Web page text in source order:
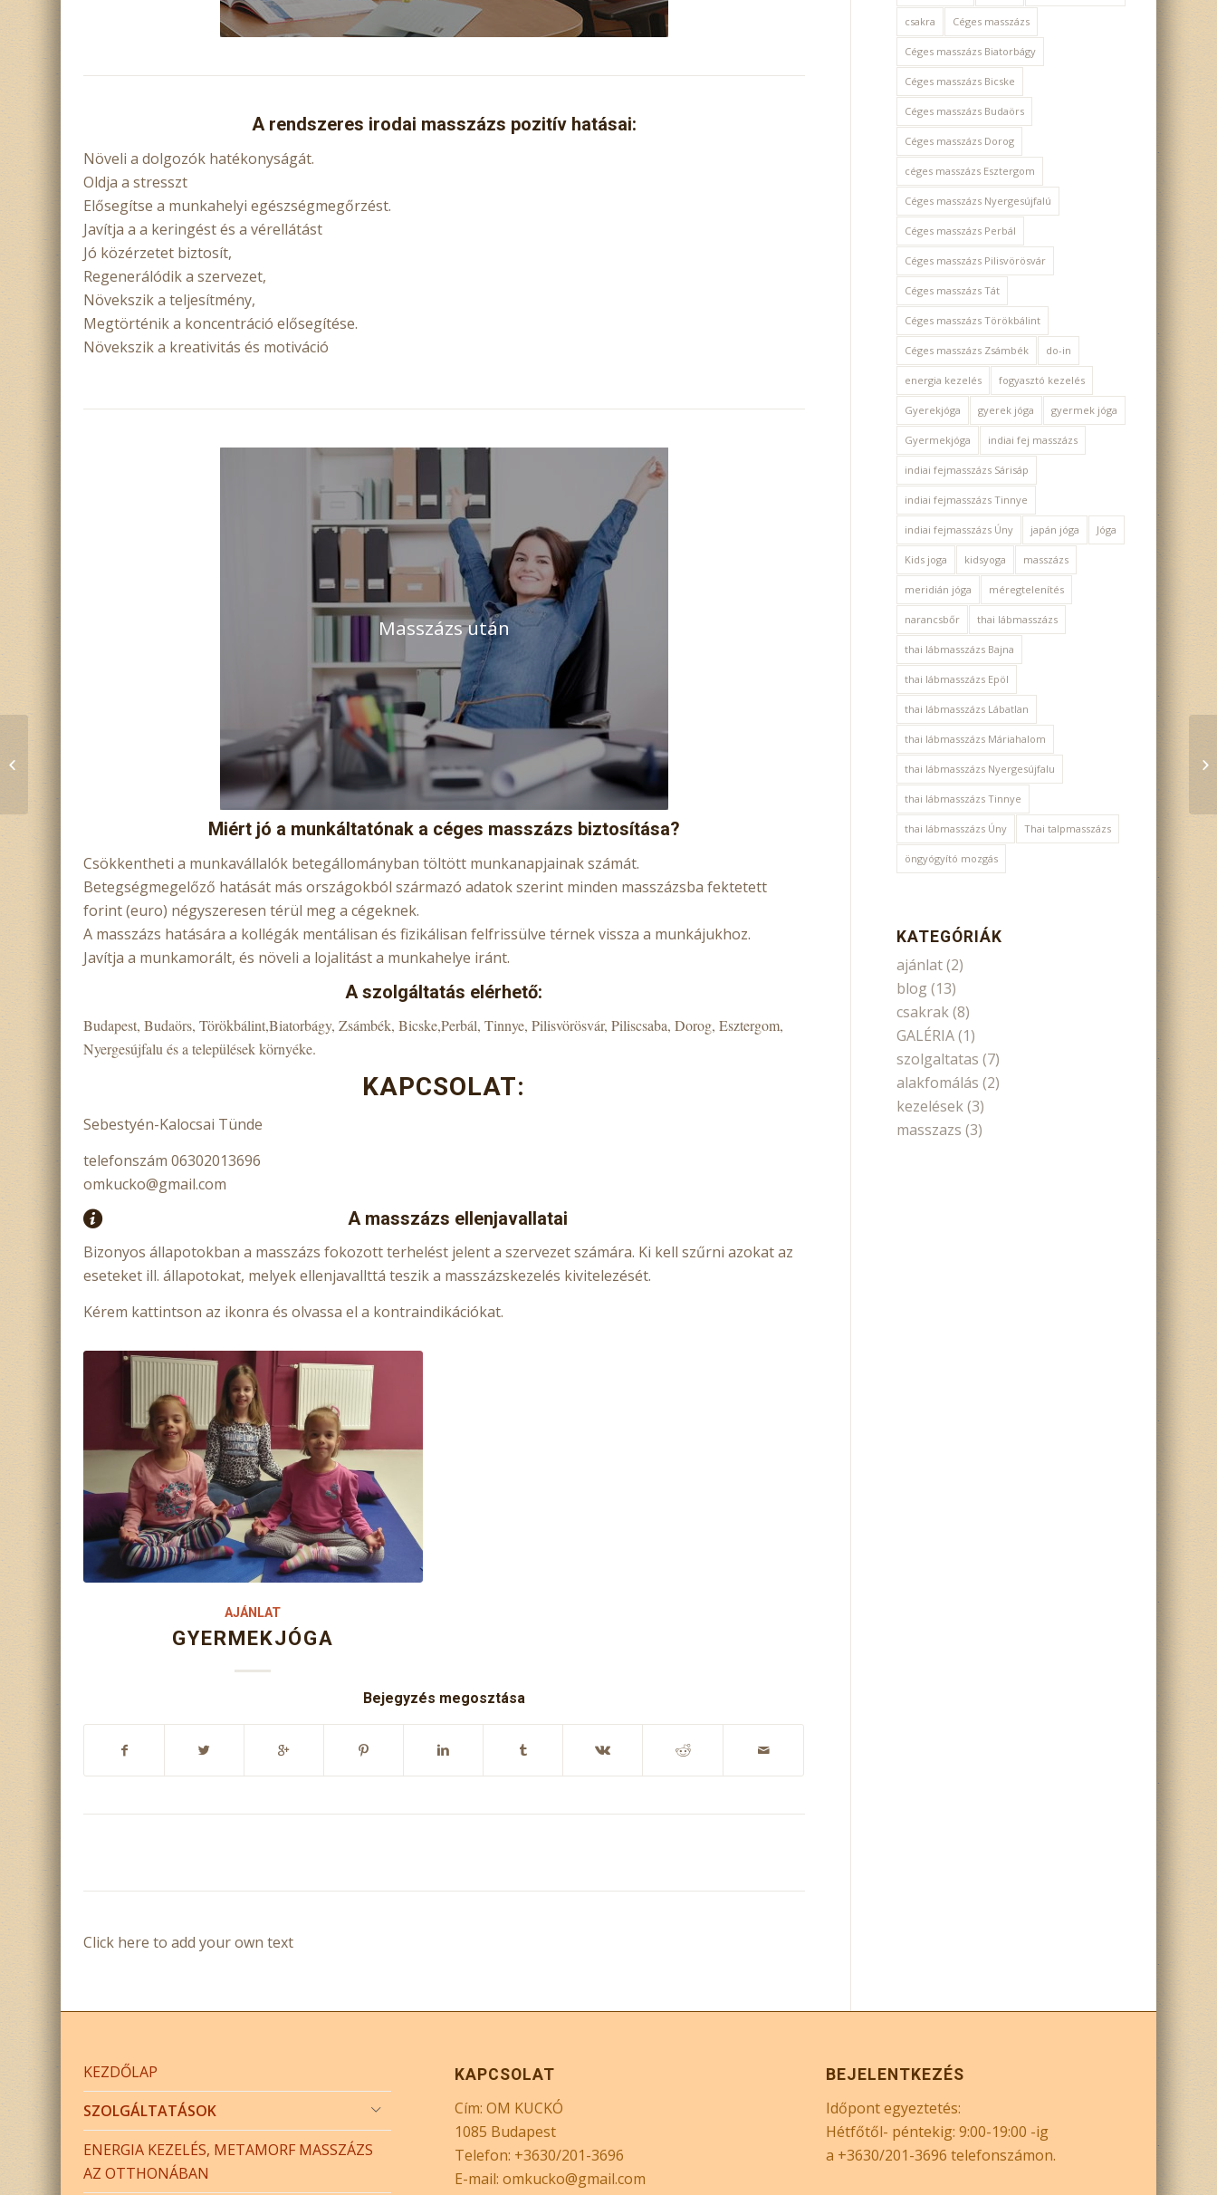
A rendszeres irodai masszázs pozitív hatásai:
Növeli a dolgozók hatékonyságát.
Oldja a stresszt
Elősegítse a munkahelyi egészségmegőrzést.
Javítja a a keringést és a vérellátást
Jó közérzetet biztosít,
Regenerálódik a szervezet,
Növekszik a teljesítmény,
Megtörténik a koncentráció elősegítése.
Növekszik a kreativitás és motiváció
Masszázs után
Miért jó a munkáltatónak a céges masszázs biztosítása?
Csökkentheti a munkavállalók betegállományban töltött munkanapjainak számát.
Betegségmegelőző hatását más országokból származó adatok szerint minden masszázsba fektetett
forint (euro) négyszeresen térül meg a cégeknek.
A masszázs hatására a kollégák mentálisan és fizikálisan felfrissülve térnek vissza a munkájukhoz.
Javítja a munkamorált, és növeli a lojalitást a munkahelye iránt.
A szolgáltatás elérhető:
Budapest, Budaörs, Törökbálint,Biatorbágy, Zsámbék, Bicske,Perbál, Tinnye, Pilisvörösvár, Piliscsaba, Dorog, Esztergom,
Nyergesújfalu és a települések környéke.
KAPCSOLAT:
Sebestyén-Kalocsai Tünde
telefonszám 06302013696
omkucko@gmail.com
A masszázs ellenjavallatai
Bizonyos állapotokban a masszázs fokozott terhelést jelent a szervezet számára. Ki kell szűrni azokat az
eseteket ill. állapotokat, melyek ellenjavallttá teszik a masszázskezelés kivitelezését.
Kérem kattintson az ikonra és olvassa el a kontraindikációkat.
AJÁNLAT,KEZELÉSEK ,SZOLGALTATAS
csakra Céges masszázs
Céges masszázs Biatorbágy
Céges masszázs Bicske
Céges masszázs Budaörs
Céges masszázs Dorog
céges masszázs Esztergom
Céges masszázs Nyergesújfalú
Céges masszázs Perbál
Céges masszázs Pilisvörösvár
Céges masszázs Tát
Céges masszázs Törökbálint
Céges masszázs Zsámbék do-in
energia kezelés fogyasztó kezelés
Gyerekjóga gyerek jóga gyermek jóga
Gyermekjóga indiai fej masszázs
indiai fejmasszázs Sárisáp
indiai fejmasszázs Tinnye
indiai fejmasszázs Úny japán jóga Jóga
Kids joga kidsyoga masszázs
meridián jóga méregtelenítés
narancsbőr thai lábmasszázs
thai lábmasszázs Bajna
thai lábmasszázs Epöl
thai lábmasszázs Lábatlan
thai lábmasszázs Máriahalom
thai lábmasszázs Nyergesújfalu
thai lábmasszázs Tinnye
thai lábmasszázs Úny Thai talpmasszázs
öngyógyító mozgás
KATEGÓRIÁK
ajánlat(2)
blog (13)
csakrak(8)
GALÉRIA(1)
szolgaltatas (7)
alakfomálás (2)
kezelések(3)
masszazs (3)
SZOLGÁLTATÁSOK
ENERGIA KEZELÉS, METAMORF MASSZÁZS
AZ OTTHONÁBAN
ÁRAK
Cím: OM KUCKÓ
Telefon: +3630/201-3696
E-mail: omkucko@gmail.com
Időpont egyeztetés:
a +3630/201-3696 telefonszámon.